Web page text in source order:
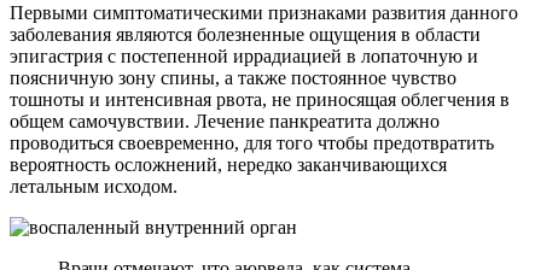
Первыми симптоматическими признаками развития данного
заболевания являются болезненные ощущения в области
эпигастрия с постепенной иррадиацией в лопаточную и
поясничную зону спины, а также постоянное чувство
тошноты и интенсивная рвота, не приносящая облегчения в
общем самочувствии. Лечение панкреатита должно
проводиться своевременно, для того чтобы предотвратить
вероятность осложнений, нередко заканчивающихся
летальным исходом.